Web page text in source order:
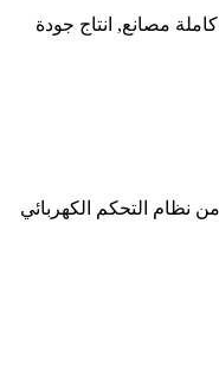
40 لتر المنتج, مطحنة كروية صغيرة اتجاهية كاملة مصانع, انتاج جودة
نظام التحكم الكهربائي